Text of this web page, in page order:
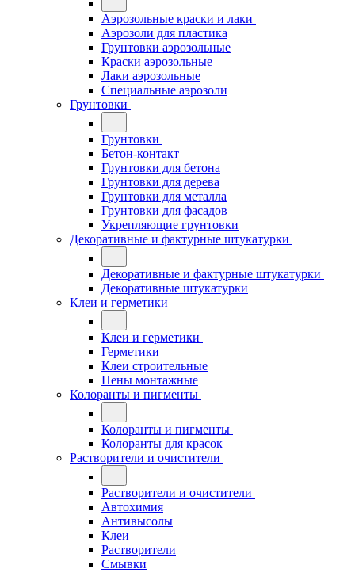
Аэрозольные краски и лаки
Аэрозоли для пластика
Грунтовки аэрозольные
Краски аэрозольные
Лаки аэрозольные
Специальные аэрозоли
Грунтовки
Грунтовки
Бетон-контакт
Грунтовки для бетона
Грунтовки для дерева
Грунтовки для металла
Грунтовки для фасадов
Укрепляющие грунтовки
Декоративные и фактурные штукатурки
Декоративные и фактурные штукатурки
Декоративные штукатурки
Клеи и герметики
Клеи и герметики
Герметики
Клеи строительные
Пены монтажные
Колоранты и пигменты
Колоранты и пигменты
Колоранты для красок
Растворители и очистители
Растворители и очистители
Автохимия
Антивысолы
Клеи
Растворители
Смывки